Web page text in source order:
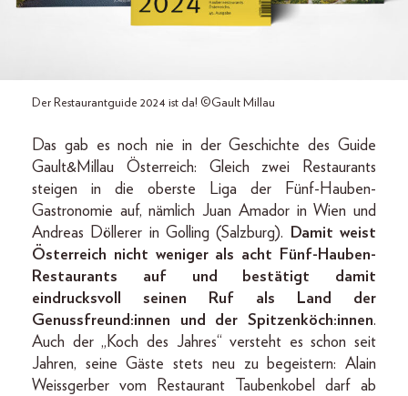
Der Restaurantguide 2024 ist da! ©Gault Millau
Das gab es noch nie in der Geschichte des Guide
Gault&Millau Österreich: Gleich zwei Restaurants
steigen in die oberste Liga der Fünf-Hauben-
Gastronomie auf, nämlich Juan Amador in Wien und
Andreas Döllerer in Golling (Salzburg). Damit weist
Österreich nicht weniger als acht Fünf-Hauben-
Restaurants auf und bestätigt damit
eindrucksvoll seinen Ruf als Land der
Genussfreund:innen
und der Spitzenköch:innen.
Auch der „Koch des Jahres“ versteht es schon seit
Jahren, seine Gäste stets neu zu begeistern: Alain
Weissgerber vom Restaurant Taubenkobel darf ab